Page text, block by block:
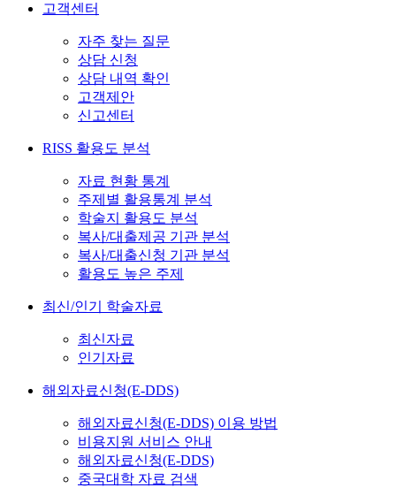
고객센터
자주 찾는 질문
상담 신청
상담 내역 확인
고객제안
신고센터
RISS 활용도 분석
자료 현황 통계
주제별 활용통계 분석
학술지 활용도 분석
복사/대출제공 기관 분석
복사/대출신청 기관 분석
활용도 높은 주제
최신/인기 학술자료
최신자료
인기자료
해외자료신청(E-DDS)
해외자료신청(E-DDS) 이용 방법
비용지원 서비스 안내
해외자료신청(E-DDS)
중국대학 자료 검색